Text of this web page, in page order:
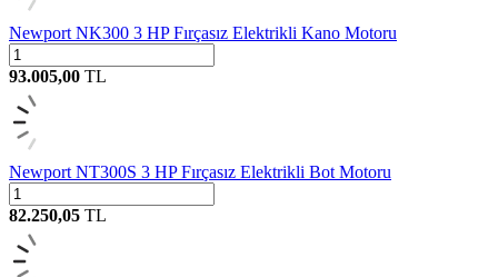
Newport NK300 3 HP Fırçasız Elektrikli Kano Motoru
93.005,00 TL
Newport NT300S 3 HP Fırçasız Elektrikli Bot Motoru
82.250,05 TL